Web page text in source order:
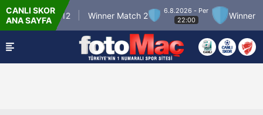
CANLI SKOR
ANA SAYFA
Match 12 Winner Match 2
6.8.2026 - Per
22:00
Winner